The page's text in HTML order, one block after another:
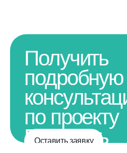
Получить
подробную
по проекту
Получить
Оставить заявку